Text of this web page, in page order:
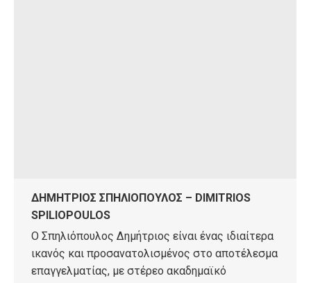
ΔΗΜΗΤΡΙΟΣ ΣΠΗΛΙΟΠΟΥΛΟΣ – DIMITRIOS
SPILIOPOULOS
Ο Σπηλιόπουλος Δημήτριος είναι ένας ιδιαίτερα
ικανός και προσανατολισμένος στο αποτέλεσμα
επαγγελματίας, με στέρεο ακαδημαϊκό